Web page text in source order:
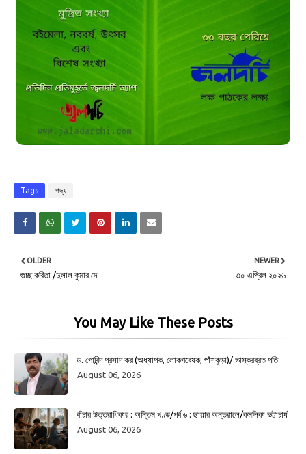
Tags গদ্য
NEWER
৩০ এপ্রিল ২০২৬
OLDER
গুচ্ছ কবিতা /দুলাল কুমার দে
You May Like These Posts
ড. গোবিন্দ প্রসাদ কর (অধ্যাপক, লোকগবেষক, পাঁশকুড়া)/ ভাস্করব্রত পতি
August 06, 2026
বাঁচার উত্তরাধিকার : অন্তিম খণ্ড/পর্ব ৬ : ছায়ার অন্তরালে/কমলিকা ভট্টাচার্য
August 06, 2026